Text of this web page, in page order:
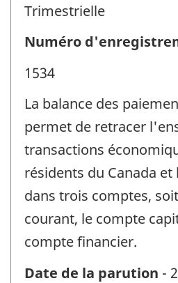
Trimestrielle
Numéro
1534
La balance des
permet de retracer
transactions
résidents du Canada
dans trois comptes,
courant, le compte
compte financier.
Date de la parution -